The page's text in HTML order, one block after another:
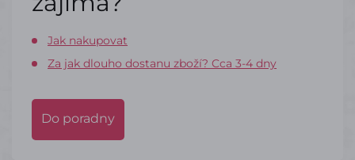
Jak nakupovat
Za jak dlouho dostanu zboží? Cca 3-4 dny
Do poradny